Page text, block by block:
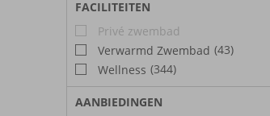
FACILITEITEN
Privé zwembad
Verwarmd Zwembad (43)
Wellness (344)
AANBIEDINGEN